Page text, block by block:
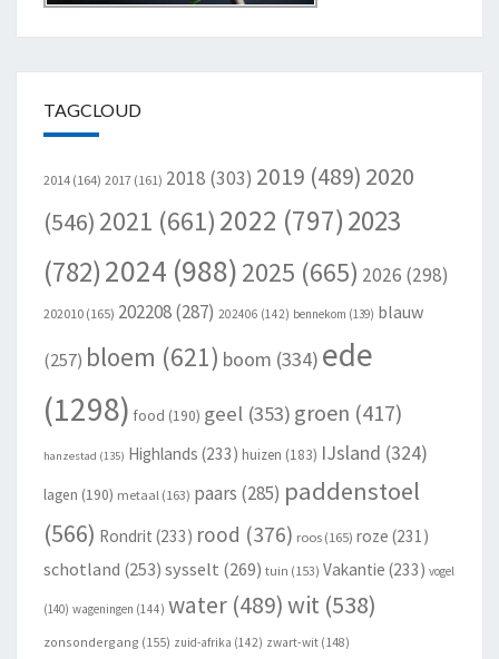
TAGCLOUD
2014 (164) 2017 (161) 2018 (303) 2019 (489) 2020
(546) 2021 (661) 2022 (797)2023
(782)2024 (988) 2025 (665) 2026 (298)
202010 (165) 202208(287) 202406 (142) bennekom (139) blauw
(257) bloem (621) boom (334) ede
(1298) food (190) geel (353) groen (417)
hanzestad (135) Highlands (233) huizen (183) IJsland (324)
lagen (190) metaal (163) paars (285) paddenstoel
(566) Rondrit (233) rood (376) roos (165) roze (231)
schotland (253) sysselt (269) tuin (153) Vakantie (233) vogel
(140) wageningen (144) water (489)wit (538)
zonsondergang (155) zuid-afrika (142) zwart-wit (148)